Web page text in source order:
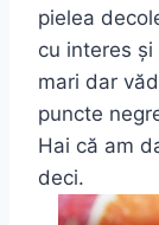
pielea
cu interes
mari dar
puncte
Hai că am
deci.